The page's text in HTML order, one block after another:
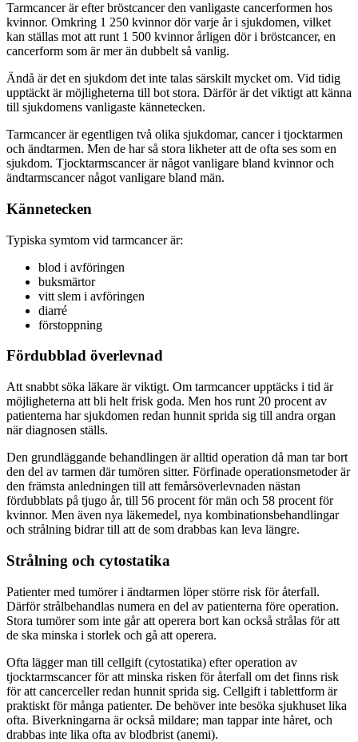
Tarmcancer är efter bröstcancer den vanligaste cancerformen hos
kvinnor. Omkring 1 250 kvinnor dör varje år i sjukdomen, vilket
kan ställas mot att runt 1 500 kvinnor årligen dör i bröstcancer, en
cancerform som är mer än dubbelt så vanlig.
Ändå är det en sjukdom det inte talas särskilt mycket om. Vid tidig
upptäckt är möjligheterna till bot stora. Därför är det viktigt att känna
till sjukdomens vanligaste kännetecken.
Tarmcancer är egentligen två olika sjukdomar, cancer i tjocktarmen
och ändtarmen. Men de har så stora likheter att de ofta ses som en
sjukdom. Tjocktarmscancer är något vanligare bland kvinnor och
ändtarmscancer något vanligare bland män.
Kännetecken
Typiska symtom vid tarmcancer är:
blod i avföringen
buksmärtor
vitt slem i avföringen
diarré
förstoppning
Fördubblad överlevnad
Att snabbt söka läkare är viktigt. Om tarmcancer upptäcks i tid är
möjligheterna att bli helt frisk goda. Men hos runt 20 procent av
patienterna har sjukdomen redan hunnit sprida sig till andra organ
när diagnosen ställs.
Den grundläggande behandlingen är alltid operation då man tar bort
den del av tarmen där tumören sitter. Förfinade operationsmetoder är
den främsta anledningen till att femårsöverlevnaden nästan
fördubblats på tjugo år, till 56 procent för män och 58 procent för
kvinnor. Men även nya läkemedel, nya kombinationsbehandlingar
och strålning bidrar till att de som drabbas kan leva längre.
Strålning och cytostatika
Patienter med tumörer i ändtarmen löper större risk för återfall.
Därför strålbehandlas numera en del av patienterna före operation.
Stora tumörer som inte går att operera bort kan också strålas för att
de ska minska i storlek och gå att operera.
Ofta lägger man till cellgift (cytostatika) efter operation av
tjocktarmscancer för att minska risken för återfall om det finns risk
för att cancerceller redan hunnit sprida sig. Cellgift i tablettform är
praktiskt för många patienter. De behöver inte besöka sjukhuset lika
ofta. Biverkningarna är också mildare; man tappar inte håret, och
drabbas inte lika ofta av blodbrist (anemi).